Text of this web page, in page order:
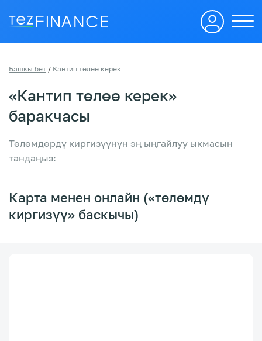
Башкы бет / Кантип төлөө керек
«Кантип төлөө керек»
баракчасы
Төлөмдөрдү киргизүүнүн эң ыңгайлуу ыкмасын
тандаңыз:
Карта менен онлайн («төлөмдү
киргизүү» баскычы)